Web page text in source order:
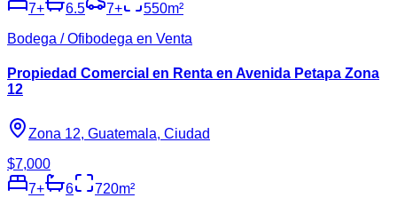
7+ 6.5 7+ 550m²
Bodega / Ofibodega en Venta
Propiedad Comercial en Renta en Avenida Petapa Zona
12
Zona 12, Guatemala, Ciudad
$7,000
7+ 6 720m²